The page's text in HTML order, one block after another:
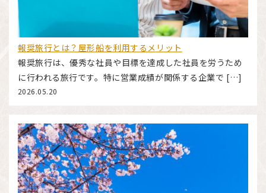
報奨旅行とは？屋形船を利用するメリット
報奨旅行は、優秀な社員や目標を達成した社員を労うため
に行われる旅行です。特に営業成績が関係する企業で […]
2026.05.20